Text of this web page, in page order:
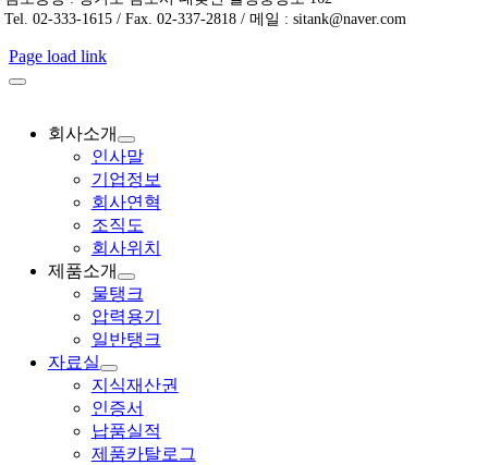
Tel. 02-333-1615 / Fax. 02-337-2818 / 메일 : sitank@naver.com
Page load link
회사소개
인사말
기업정보
회사연혁
조직도
회사위치
제품소개
물탱크
압력용기
일반탱크
자료실
지식재산권
인증서
납품실적
제품카탈로그